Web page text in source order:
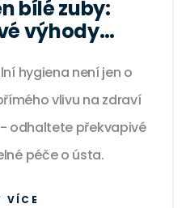
bílé zuby:
výhody
hygiena není jen o
vlivu na zdraví
odhaltete překvapivé
péče o ústa.
VÍCE